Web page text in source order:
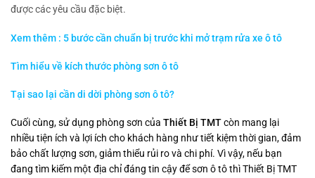
được các yêu cầu đặc biệt.
Xem thêm : 5 bước cần chuẩn bị trước khi mở trạm rửa xe ô tô
Tìm hiểu về kích thước phòng sơn ô tô
Tại sao lại cần di dời phòng sơn ô tô?
Cuối cùng, sử dụng phòng sơn của Thiết Bị TMTcòn mang lại
nhiều tiện ích và lợi ích cho khách hàng như tiết kiệm thời gian, đảm
bảo chất lượng sơn, giảm thiểu rủi ro và chi phí. Vì vậy, nếu bạn
đang tìm kiếm một địa chỉ đáng tin cậy để sơn ô tô thì Thiết Bị TMT